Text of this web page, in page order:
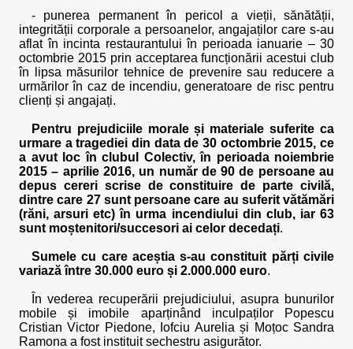
- punerea permanent în pericol a vieții, sănătății,
integrității corporale a persoanelor, angajaților care s-au
aflat în incinta restaurantului în perioada ianuarie – 30
octombrie 2015 prin acceptarea funcționării acestui club
în lipsa măsurilor tehnice de prevenire sau reducere a
urmărilor în caz de incendiu, generatoare de risc pentru
clienți și angajați.
Pentru prejudiciile morale și materiale suferite ca
urmare a tragediei din data de 30 octombrie 2015, ce
a avut loc în clubul Colectiv, în perioada noiembrie
2015 – aprilie 2016, un număr de 90 de persoane au
depus cereri scrise de constituire de parte civilă,
dintre care 27 sunt persoane care au suferit vătămări
(răni, arsuri etc) în urma incendiului din club, iar 63
sunt moștenitori/succesori ai celor decedați.
Sumele cu care aceștia s-au constituit părți civile
variază între 30.000 euro și 2.000.000 euro.
În vederea recuperării prejudiciului, asupra bunurilor
mobile și imobile aparținând inculpaților Popescu
Cristian Victor Piedone, Iofciu Aurelia și Moțoc Sandra
Ramona a fost instituit sechestru asigurător.